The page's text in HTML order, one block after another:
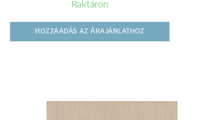
Raktáron
HOZZÁADÁS AZ ÁRAJÁNLATHOZ